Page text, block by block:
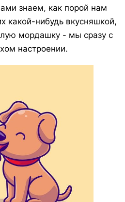
знаем, как порой нам
какой-нибудь вкусняшкой,
мордашку - мы сразу с
настроении.